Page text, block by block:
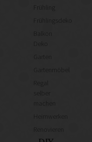
Frühling
Frühlingsdeko
Deko
Garten
Gartenmöbel
Regal
Heimwerken